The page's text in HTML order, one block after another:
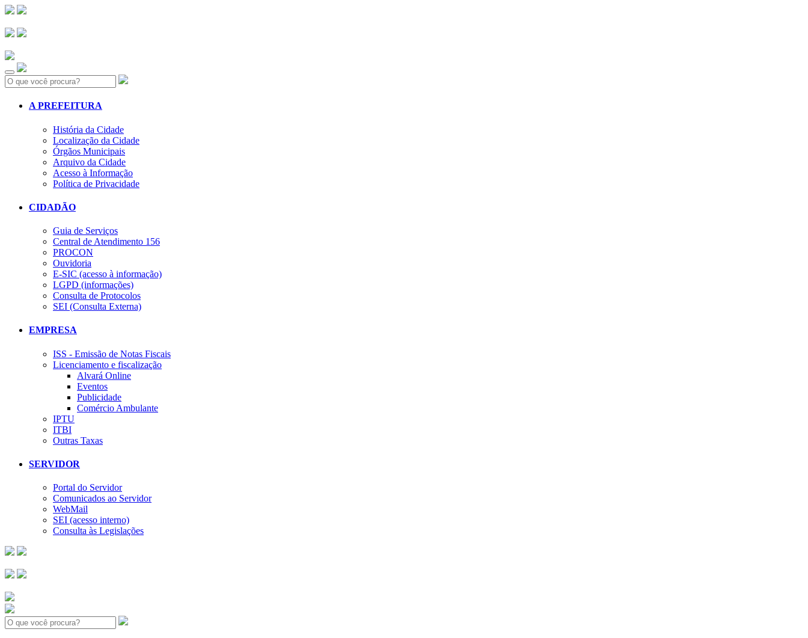
Search:
A PREFEITURA
História da Cidade
Localização da Cidade
Órgãos Municipais
Arquivo da Cidade
Acesso à Informação
Política de Privacidade
CIDADÃO
Guia de Serviços
Central de Atendimento 156
PROCON
Ouvidoria
E-SIC (acesso à informação)
LGPD (informações)
Consulta de Protocolos
SEI (Consulta Externa)
EMPRESA
ISS - Emissão de Notas Fiscais
Licenciamento e fiscalização
Alvará Online
Eventos
Publicidade
Comércio Ambulante
IPTU
ITBI
Outras Taxas
SERVIDOR
Portal do Servidor
Comunicados ao Servidor
WebMail
SEI (acesso interno)
Consulta às Legislações
Search: